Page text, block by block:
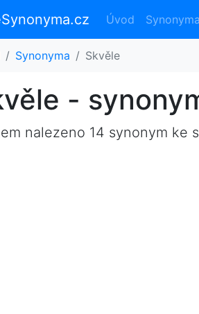
Úvod Synonyma
Synonyma Skvěle
-
nalezeno 14 synonym ke